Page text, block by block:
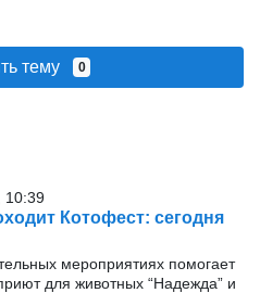
тему 0
10:39
Котофест: сегодня
мероприятиях помогает
для животных “Надежда” и